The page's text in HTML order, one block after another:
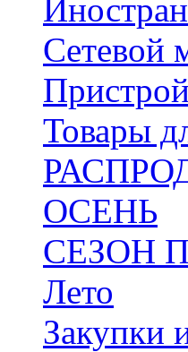
Сетевой
Товары
ОСЕНЬ
СЕЗОН
Лето
Закупки